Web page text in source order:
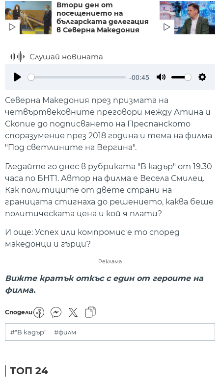
Втори ден от
посещението на
българската делегация
в Северна Македония
Слушай новината
-00:45
Северна Македония през призмата на
четвъртвековните преговори между Атина и
Скопие до подписването на Преспанското
споразумение през 2018 година и тема на филма
"Под светлините на Вергина".
Гледайте го днес в рубриката "В кадър" от 19.30
часа по БНТ1. Автор на филма е Весела Смилец.
Как политиците от двете страни на
границата стигнаха до решението, каква беше
политическата цена и кой я плати?
И още: Успех или компромис е то според
македонци и гърци?
Реклама
Вижте кратък откъс с един от героите на
филма.
Сподели
#"В кадър" #филм
ТОП 24